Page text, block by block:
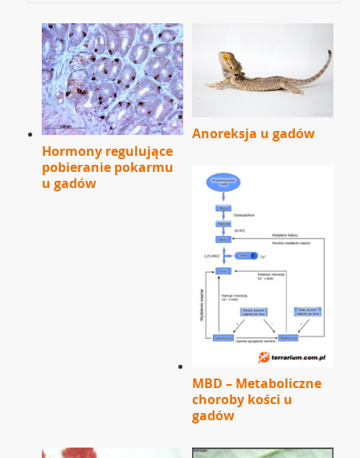
Hormony regulujące
pobieranie pokarmu
u gadów
Anoreksja u gadów
MBD – Metaboliczne
choroby kości u
gadów